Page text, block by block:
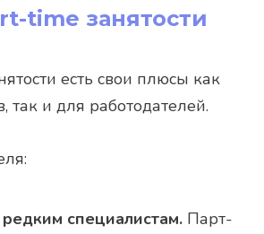
time занятости
есть свои плюсы как
так и для работодателей.
специалистам. Парт-